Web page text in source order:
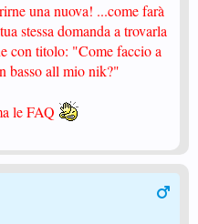
una nuova! ...come farà
stessa domanda a trovarla
con titolo: "Come faccio a
basso all mio nik?"
le FAQ